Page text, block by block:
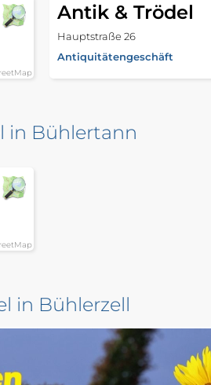
Antik & Trödel
Hauptstraße 26
Antiquitätengeschäft
in Bühlertann
in Bühlerzell